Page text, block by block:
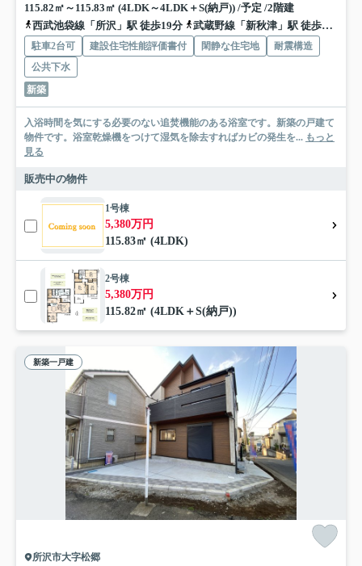
115.82㎡～115.83㎡ (4LDK～4LDK＋S(納戸)) /予定 /2階建
西武池袋線「所沢」駅 徒歩19分
武蔵野線「新秋津」駅 徒歩15分
駐車2台可 建設住宅性能評価書付 閑静な住宅地
耐震構造
公共下水
新築
入浴時間を気にする必要のない追焚機能のある浴室です。新築の戸建て
物件です。浴室乾燥機をつけて湿気を除去すればカビの発生を... もっと
見る
販売中の物件
1号棟
5,380万円
115.83㎡ (4LDK)
2号棟
5,380万円
115.82㎡ (4LDK＋S(納戸))
新築一戸建
所沢市大字松郷